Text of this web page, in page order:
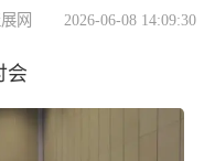
网 2026-06-08 14:09:30
会